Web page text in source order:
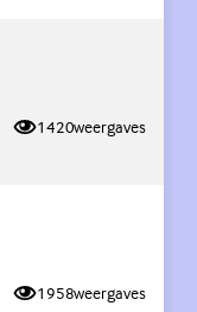
1420weergaves
1958weergaves